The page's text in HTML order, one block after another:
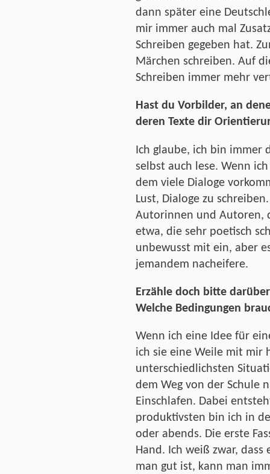
dann später eine
mir immer auch mal
Schreiben gegeben hat.
Märchen schreiben. Auf
Schreiben immer mehr
Hast du Vorbilder, an
deren Texte dir
Ich glaube, ich bin immer
selbst auch lese. Wenn
dem viele Dialoge
Lust, Dialoge zu
Autorinnen und Autoren,
etwa, die sehr poetisch
unbewusst mit ein, aber
jemandem nacheifere.
Erzähle doch bitte
Welche Bedingungen
Wenn ich eine Idee für
ich sie eine Weile mit mir
unterschiedlichsten
dem Weg von der Schule
Einschlafen. Dabei
produktivsten bin ich in
oder abends. Die erste
Hand. Ich weiß zwar,
man gut ist, kann man